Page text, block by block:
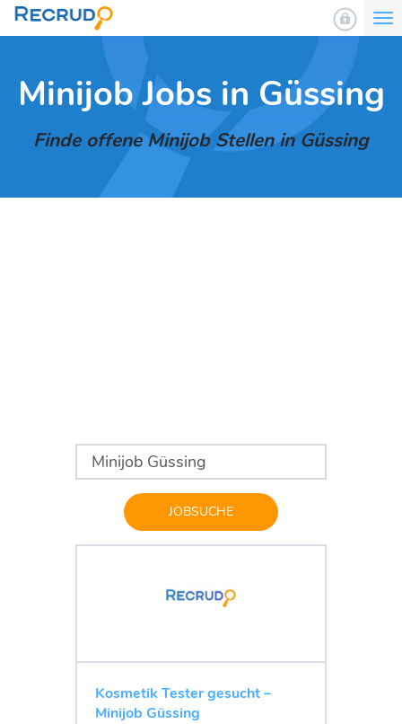
Minijob Jobs in Güssing
Finde offene Minijob Stellen in Güssing
JOBSUCHE
Kosmetik Tester gesucht –
Minijob Güssing